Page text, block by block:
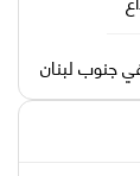
في جنوب لبنان